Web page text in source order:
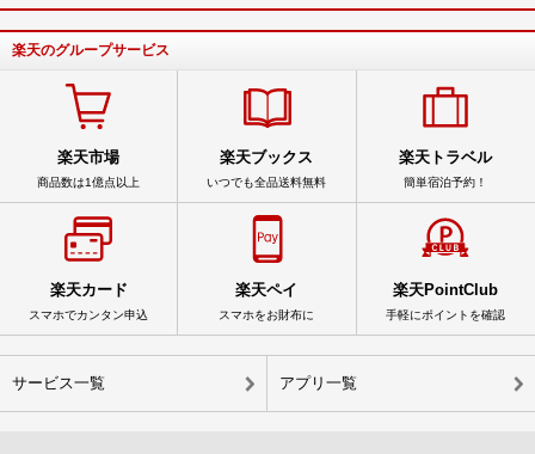
楽天のグループサービス
楽天市場
商品数は1億点以上
楽天ブックス
いつでも全品送料無料
楽天トラベル
簡単宿泊予約！
楽天カード
スマホでカンタン申込
楽天ペイ
スマホをお財布に
楽天PointClub
手軽にポイントを確認
サービス一覧 アプリ一覧